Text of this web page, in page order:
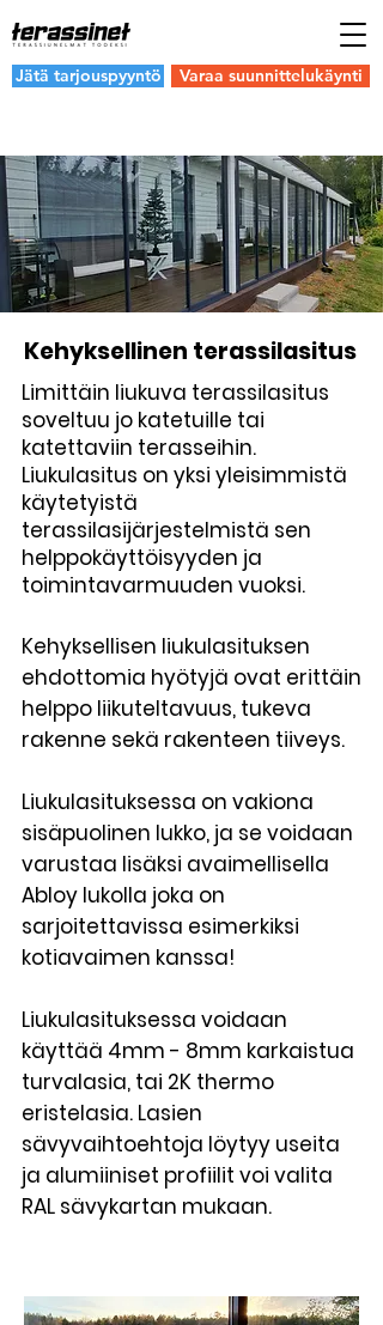
Jätä tarjouspyyntö Varaa suunnittelukäynti
Kehyksellinen terassilasitus
Limittäin liukuva terassilasitus
soveltuu jo katetuille tai
katettaviin terasseihin.
Liukulasitus on yksi yleisimmistä
käytetyistä
terassilasijärjestelmistä sen
helppokäyttöisyyden ja
toimintavarmuuden vuoksi.
Kehyksellisen liukulasituksen
ehdottomia hyötyjä ovat erittäin
helppo liikuteltavuus, tukeva
rakenne sekä rakenteen tiiveys.
Liukulasituksessa on vakiona
sisäpuolinen lukko, ja se voidaan
varustaa lisäksi avaimellisella
Abloy lukolla joka on
sarjoitettavissa esimerkiksi
kotiavaimen kanssa!
Liukulasituksessa voidaan
käyttää 4mm - 8mm karkaistua
turvalasia, tai 2K thermo
eristelasia. Lasien
sävyvaihtoehtoja löytyy useita
ja alumiiniset profiilit voi valita
RAL sävykartan mukaan.